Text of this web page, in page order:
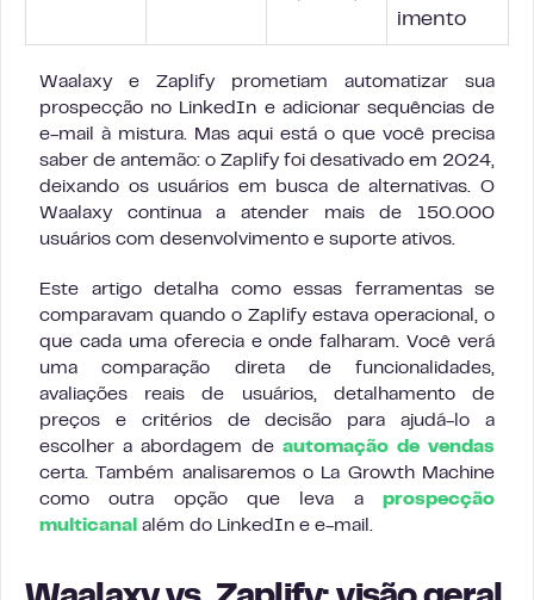
imento
Waalaxy e Zaplify prometiam automatizar sua
prospecção no LinkedIn e adicionar sequências de
e-mail à mistura. Mas aqui está o que você precisa
saber de antemão: o Zaplify foi desativado em 2024,
deixando os usuários em busca de alternativas. O
Waalaxy continua a atender mais de 150.000
usuários com desenvolvimento e suporte ativos.
Este artigo detalha como essas ferramentas se
comparavam quando o Zaplify estava operacional, o
que cada uma oferecia e onde falharam. Você verá
uma comparação direta de funcionalidades,
avaliações reais de usuários, detalhamento de
preços e critérios de decisão para ajudá-lo a
escolher a abordagem de automação de vendas
certa. Também analisaremos o La Growth Machine
como outra opção que leva a prospecção
multicanal além do LinkedIn e e-mail.